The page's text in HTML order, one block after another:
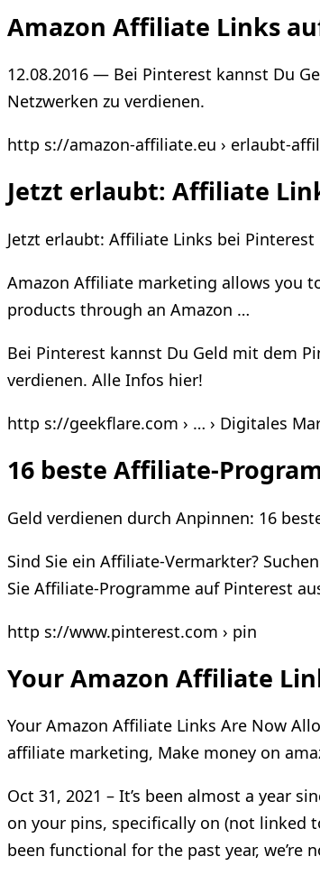
Amazon Affiliate Links
12.08.2016 — Bei Pinterest kannst Du
Netzwerken zu verdienen.
http s://amazon-affiliate.eu › erlaubt-
Jetzt erlaubt: Affiliate
Jetzt erlaubt: Affiliate Links bei Pinterest
Amazon Affiliate marketing allows you
products through an Amazon …
Bei Pinterest kannst Du Geld mit dem
verdienen. Alle Infos hier!
http s://geekflare.com › … › Digitales
16 beste Affiliate-
Geld verdienen durch Anpinnen: 16
Sind Sie ein Affiliate-Vermarkter?
Sie Affiliate-Programme auf Pinterest
http s://www.pinterest.com › pin
Your Amazon Affiliate
Your Amazon Affiliate Links Are Now
affiliate marketing, Make money on
Oct 31, 2021 – It’s been almost a year
on your pins, specifically on (not linked
been functional for the past year, we’re